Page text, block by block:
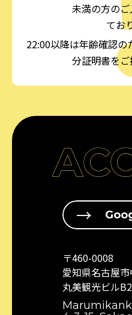
未満の方の
てお
22:00以降は年齢確認
分証明書をご
〒460-0008
愛知県名古屋
丸美観光ビル